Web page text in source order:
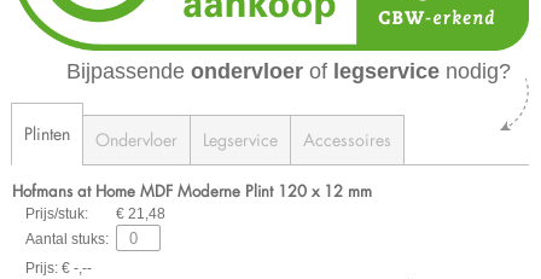
Bijpassende ondervloer of legservice nodig?
Plinten Ondervloer Legservice Accessoires
Hofmans at Home MDF Moderne Plint 120 x 12 mm
Prijs/stuk:
€ 21,48
Aantal stuks:
Prijs: € -,--